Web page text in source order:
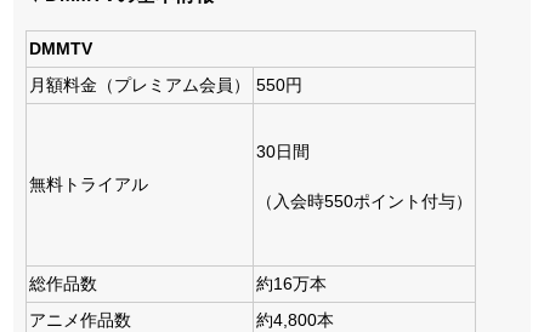
DMMTV
月額料金（プレミアム会員）
550円
無料トライアル
30日間
（入会時550ポイント付与）
総作品数
約16万本
アニメ作品数
約4,800本